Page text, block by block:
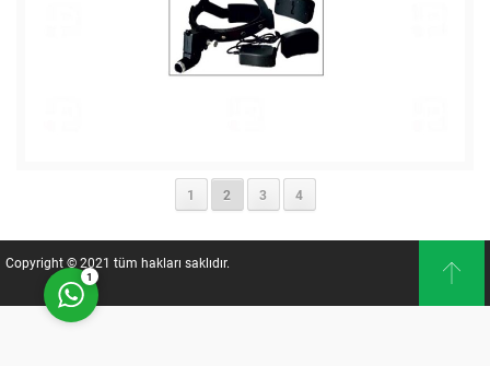
1 2 3 4
Copyright © 2021 tüm hakları saklıdır.
Müşteri Temsilcisi
Cevap Yaz
1